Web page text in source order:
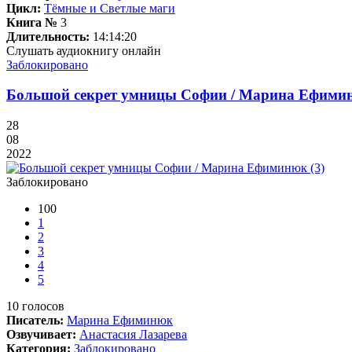
Цикл: Тёмные и Светлые маги
Книга № 3
Длительность: 14:14:20
Слушать аудиокнигу онлайн
Заблокировано
Большой секрет умницы Софии / Марина
28
08
2022
Заблокировано
100
1
2
3
4
5
10 голосов
Писатель: Марина Ефиминюк
Озвучивает: Анастасия Лазарева
Категория: Заблокировано